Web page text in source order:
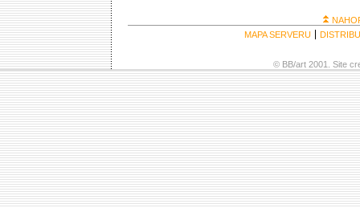
MAPA SERVERU
© BB/art 2001. Site